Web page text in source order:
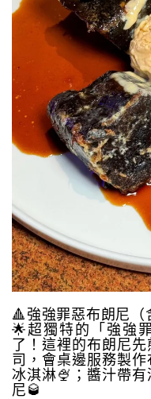
🔺強強罪惡布朗尼（
🌟超獨特的「強強
了！這裡的布朗尼
司，會桌邊服務製
冰淇淋🍨；醬汁帶
尼🥃